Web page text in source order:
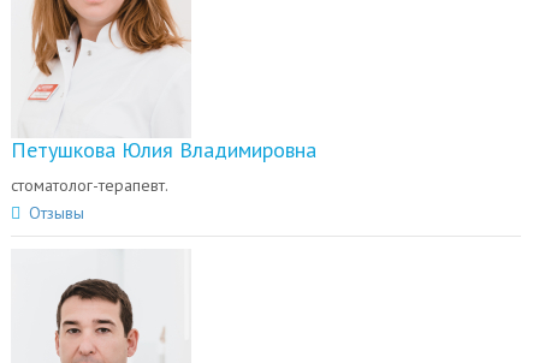
Петушкова Юлия Владимировна
стоматолог-терапевт.
Отзывы